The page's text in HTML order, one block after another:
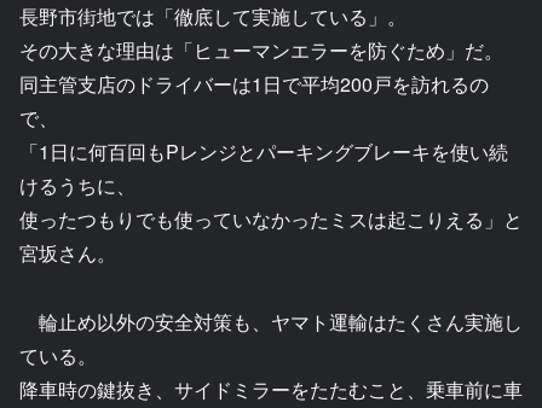
長野市街地では「徹底して実施している」。
その大きな理由は「ヒューマンエラーを防ぐため」だ。
同主管支店のドライバーは1日で平均200戸を訪れるの
で、
「1日に何百回もPレンジとパーキングブレーキを使い続
けるうちに、
使ったつもりでも使っていなかったミスは起こりえる」と
宮坂さん。
輪止め以外の安全対策も、ヤマト運輸はたくさん実施し
ている。
降車時の鍵抜き、サイドミラーをたたむこと、乗車前に車